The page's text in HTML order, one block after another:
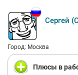
Сергей
Город: Москва
Плюсы в